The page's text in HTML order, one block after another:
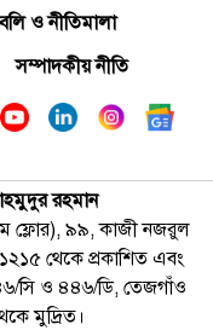
ও নীতিমালা
সম্পাদকীয় নীতি
রহমান
ফ্লোর), ৯৯, কাজী নজরুল
থেকে প্রকাশিত এবং
সি ও ৪৪৬/ডি, তেজগাঁও
মুদ্রিত।